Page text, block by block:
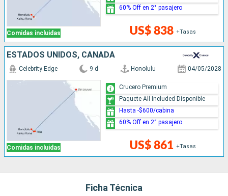
Comidas incluidas US$ 838 +Tasas
60% Off en 2° pasajero
ESTADOS UNIDOS, CANADÁ
Comidas incluidas
Celebrity Edge 9 d Honolulu 04/05/2028
US$ 861 +Tasas
Crucero Premium
Paquete All Included Disponible
Hasta -$600/cabina
60% Off en 2° pasajero
Ficha Técnica